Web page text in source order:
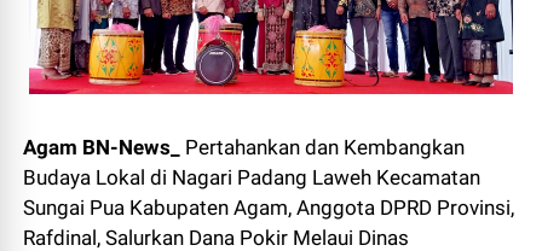
Agam BN-News_
Pertahankan dan Kembangkan
Budaya Lokal di Nagari Padang Laweh Kecamatan
Sungai Pua Kabupaten Agam, Anggota DPRD Provinsi,
Rafdinal, Salurkan Dana Pokir Melaui Dinas